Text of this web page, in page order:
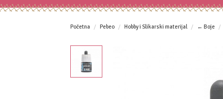
Početna Pebeo Hobby i Slikarski materijal ← Boje